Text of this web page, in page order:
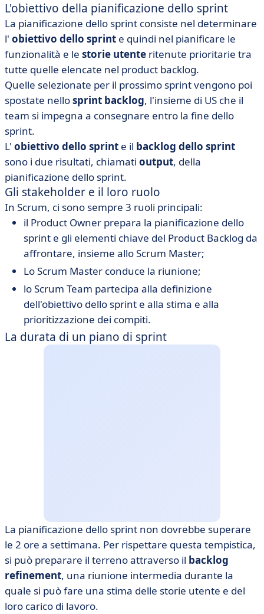
L'obiettivo della pianificazione dello sprint
La pianificazione dello sprint consiste nel determinare
l' obiettivo dello sprint e quindi nel pianificare le
funzionalità e le storie utente ritenute prioritarie tra
tutte quelle elencate nel product backlog.
Quelle selezionate per il prossimo sprint vengono poi
spostate nellosprint backlog, l'insieme di US che il
team si impegna a consegnare entro la fine dello
sprint.
L' obiettivo dello sprint e il backlog dello sprint
sono i due risultati, chiamati output, della
pianificazione dello sprint.
Gli stakeholder e il loro ruolo
In Scrum, ci sono sempre 3 ruoli principali:
il Product Owner prepara la pianificazione dello
sprint e gli elementi chiave del Product Backlog da
affrontare, insieme allo Scrum Master;
LoScrum Master conduce la riunione;
loScrum Team partecipa alla definizione
dell'obiettivo dello sprint e alla stima e alla
prioritizzazione dei compiti.
La durata di un piano di sprint
La pianificazione dello sprint non dovrebbe superare
le 2 ore a settimana. Per rispettare questa tempistica,
si può preparare il terreno attraverso il backlog
refinement, una riunione intermedia durante la
quale si può fare una stima delle storie utente e del
loro carico di lavoro.